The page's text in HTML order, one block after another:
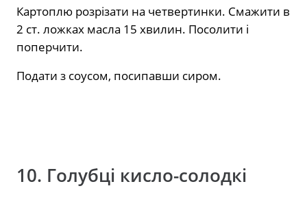
Картоплю розрізати на четвертинки. Смажити в
2 ст. ложках масла 15 хвилин. Посолити і
поперчити.
Подати з соусом, посипавши сиром.
10. Голубці кисло-солодкі